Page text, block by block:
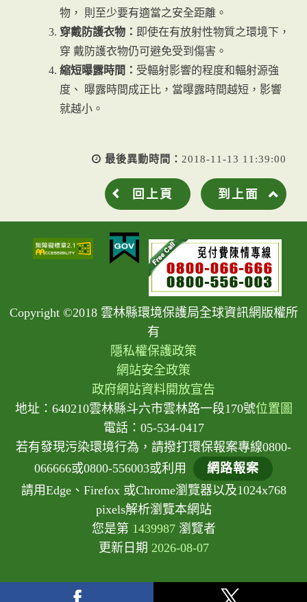
物， 則至少要有適當之安全距離。
穿戴防護衣物： 即使在有放射性物質之環境下，
穿 戴防護衣物仍可避免受到傷害。
縮短曝露時間： 受輻射影響的程度和輻射源強
度、 曝露時間成正比，當曝露時間越短，影響
就越小。
最後異動時間： 2018-11-13 11:39:00
回上頁 到上面
Copyright ©2018 雲林縣環境保護局全球資訊網版權所
有
隱私權保護政策
網站安全政策
政府網站資料開放宣告
地址：640210雲林縣斗六市雲林路一段170號位置圖
電話：05-534-0417
若有發現污染環境行為，請撥打環保報案專線0800-
066666或0800-556003或利用
網路報案
請用Edge、Firefox 或Chrome瀏覽器以及1024x768
pixels解析瀏覽本網站
您是第 1439987瀏覽者
更新日期 2026-08-07